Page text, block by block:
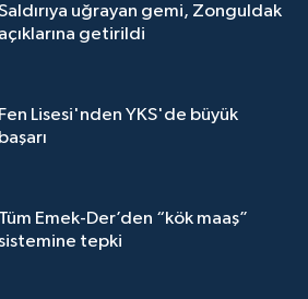
uğrayan gemi, Zonguldak
açıklarına getirildi
Fen Lisesi'nden YKS'de büyük
başarı
Tüm Emek-Der’den “kök maaş”
tepki